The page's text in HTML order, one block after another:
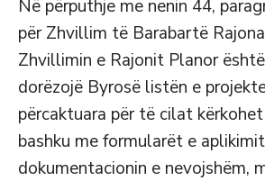
Në përputhje me nenin 44,
për Zhvillim të Barabartë
Zhvillimin e Rajonit Planor
dorëzojë Byrosë listën e
përcaktuara për të cilat
bashku me formularët e
dokumentacionin e nevojshëm,